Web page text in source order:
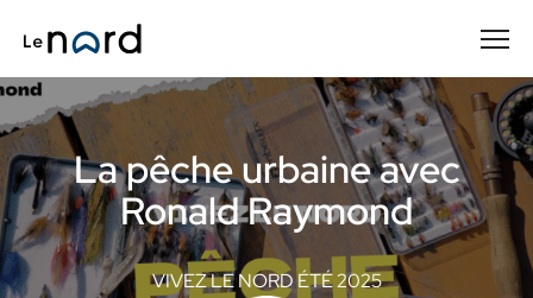
principal
La pêche urbaine avec
Ronald Raymond
VIVEZ LE NORD ÉTÉ 2025